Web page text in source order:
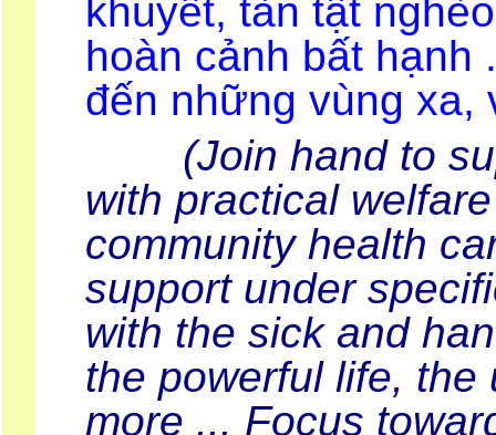
khuyết, tàn tật
hoàn cảnh bất
đến những vùng xa,
(Join hand to
with practical
community health
support under
with the sick and
the powerful life,
more ... Focus